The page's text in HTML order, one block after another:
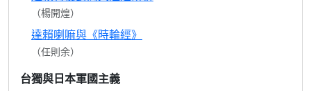
（楊開煌）
達賴喇嘛與《時輪經》
（任則余）
台獨與日本軍國主義